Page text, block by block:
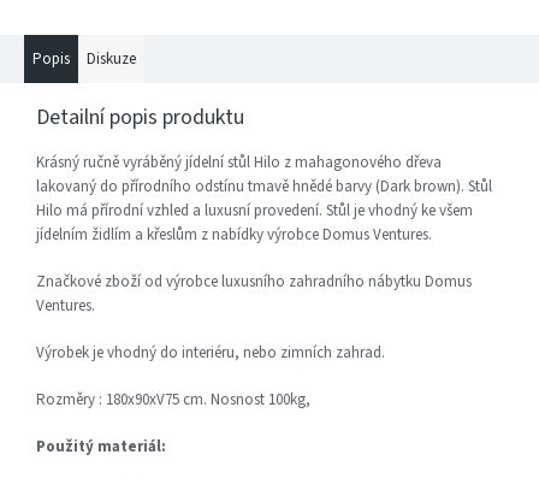
Popis Diskuze
Detailní popis produktu
Krásný ručně vyráběný jídelní stůl Hilo z mahagonového dřeva
lakovaný do přírodního odstínu tmavě hnědé barvy (Dark brown). Stůl
Hilo má přírodní vzhled a luxusní provedení. Stůl je vhodný ke všem
jídelním židlím a křeslům z nabídky výrobce Domus Ventures.
Značkové zboží od výrobce luxusního zahradního nábytku Domus
Ventures.
Výrobek je vhodný do interiéru, nebo zimních zahrad.
Rozměry : 180x90xV75 cm. Nosnost 100kg,
Použitý materiál: